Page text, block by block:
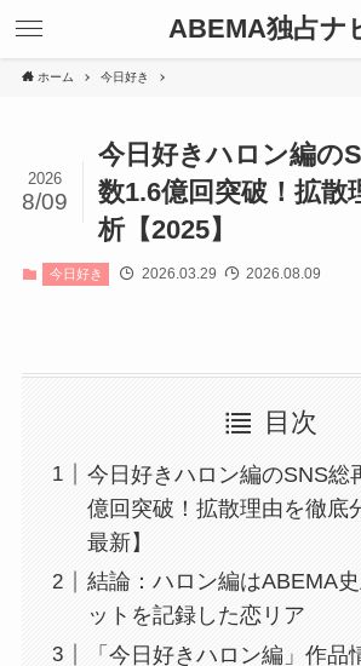
ABEMA独占ナ
ホーム 今日好き
今日好きハロン編の
数1.6億回突破！拡散
析【2025】
2026
8/09
今日好き 2026.03.29 2026.08.09
目次
今日好きハロン編のSNS総
億回突破！拡散理由を徹底
最新】
結論：ハロン編はABEMA
ットを記録した恋リア
「今日好きハロン編」作品